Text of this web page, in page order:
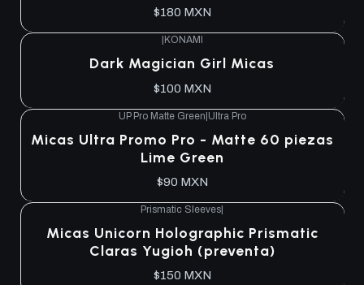
$180 MXN
KONAMI
Dark Magician Girl Micas
$100 MXN
UP Pro Matte Green|Ultra Pro
Micas Ultra Promo Pro - Matte 60 piezas
Lime Green
$90 MXN
Prismatic Sleeves|
Micas Unicorn Holographic Prismatic
Claras Yugioh (preventa)
$150 MXN